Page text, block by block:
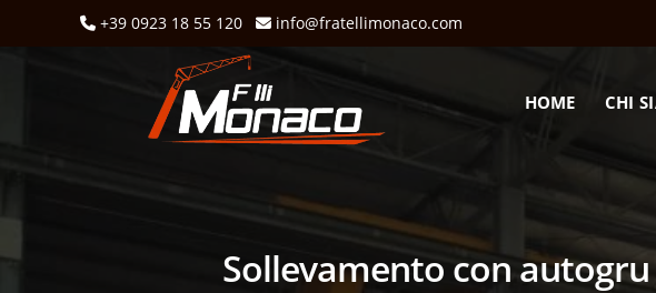
+39 0923 18 55 120 info@fratellimonaco.com
HOME CHI
Sollevamento con